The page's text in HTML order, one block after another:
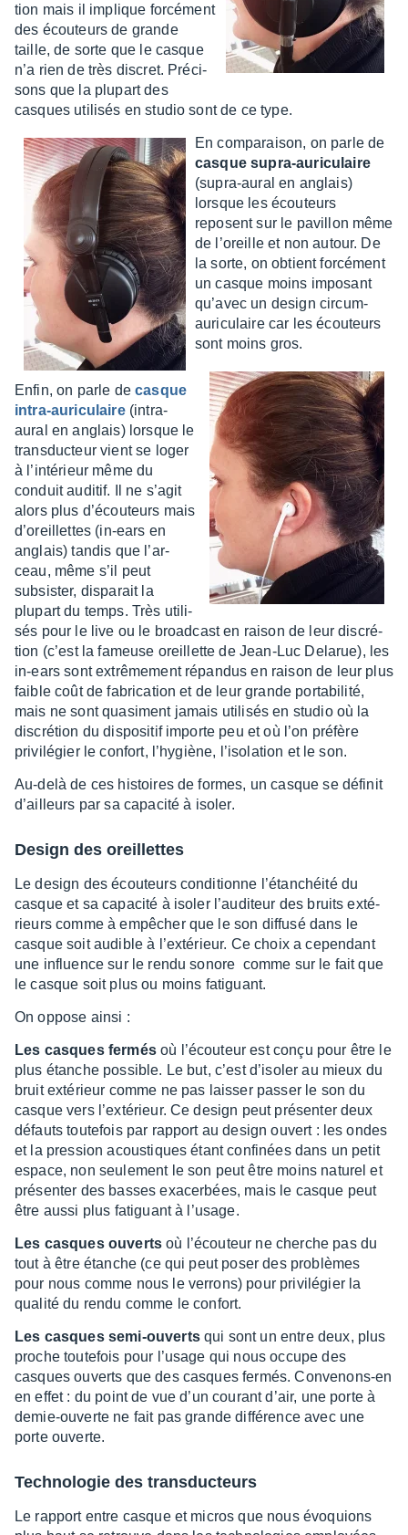
tion mais il implique forcé­ment
des écou­teurs de grande
taille, de sorte que le casque
n’a rien de très discret. Préci­
sons que la plupart des
casques utili­sés en studio sont de ce type.
En compa­rai­son, on parle de
casque supra-auri­cu­laire
(supra-aural en anglais)
lorsque les écou­teurs
reposent sur le pavillon même
de l’oreille et non autour. De
la sorte, on obtient forcé­ment
un casque moins impo­sant
qu’avec un design circum-
auri­cu­laire car les écou­teurs
sont moins gros.
Enfin, on parle decasque
intra-auri­cu­laire(intra-
aural en anglais) lorsque le
trans­duc­teur vient se loger
à l’in­té­rieur même du
conduit audi­tif. Il ne s’agit
alors plus d’écou­teurs mais
d’oreillettes (in-ears en
anglais) tandis que l’ar­
ceau, même s’il peut
subsis­ter, dispa­rait la
plupart du temps. Très utili­
sés pour le live ou le broad­cast en raison de leur discré­
tion (c’est la fameuse oreillette de Jean-Luc Dela­rue), les
in-ears sont extrê­me­ment répan­dus en raison de leur plus
faible coût de fabri­ca­tion et de leur grande porta­bi­lité,
mais ne sont quasi­ment jamais utili­sés en studio où la
discré­tion du dispo­si­tif importe peu et où l’on préfère
privi­lé­gier le confort, l’hy­giène, l’iso­la­tion et le son.
Au-delà de ces histoires de formes, un casque se défi­nit
d’ailleurs par sa capa­cité à isoler.
Design des oreillettes
Le design des écou­teurs condi­tionne l’étan­chéité du
casque et sa capa­cité à isoler l’au­di­teur des bruits exté­
rieurs comme à empê­cher que le son diffusé dans le
casque soit audible à l’ex­té­rieur. Ce choix a cepen­dant
une influence sur le rendu sonore comme sur le fait que
le casque soit plus ou moins fati­guant.
On oppose ainsi :
Les casques fermésoù l’écou­teur est conçu pour être le
plus étanche possible. Le but, c’est d’iso­ler au mieux du
bruit exté­rieur comme ne pas lais­ser passer le son du
casque vers l’ex­té­rieur. Ce design peut présen­ter deux
défauts toute­fois par rapport au design ouvert : les ondes
et la pres­sion acous­tiques étant confi­nées dans un petit
espace, non seule­ment le son peut être moins natu­rel et
présen­ter des basses exacer­bées, mais le casque peut
être aussi plus fati­guant à l’usage.
Les casques ouverts où l’écou­teur ne cherche pas du
tout à être étanche (ce qui peut poser des problèmes
pour nous comme nous le verrons) pour privi­lé­gier la
qualité du rendu comme le confort.
Les casques semi-ouvertsqui sont un entre deux, plus
proche toute­fois pour l’usage qui nous occupe des
casques ouverts que des casques fermés. Conve­nons-en
en effet : du point de vue d’un courant d’air, une porte à
demie-ouverte ne fait pas grande diffé­rence avec une
porte ouverte.
Tech­no­lo­gie des trans­duc­teurs
Le rapport entre casque et micros que nous évoquions